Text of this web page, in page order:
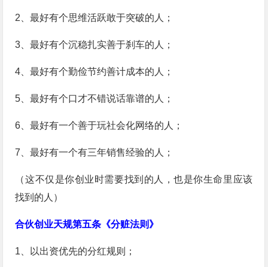
2、最好有个思维活跃敢于突破的人；
3、最好有个沉稳扎实善于刹车的人；
4、最好有个勤俭节约善计成本的人；
5、最好有个口才不错说话靠谱的人；
6、最好有一个善于玩社会化网络的人；
7、最好有一个有三年销售经验的人；
（这不仅是你创业时需要找到的人，也是你生命里应该
找到的人）
合伙创业天规第五条《分赃法则》
1、以出资优先的分红规则；